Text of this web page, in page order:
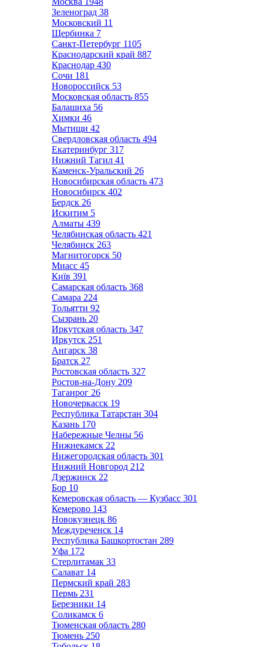
Зеленоград 38
Московский 11
Щербинка 7
Санкт-Петербург 1105
Краснодарский край 887
Краснодар 430
Сочи 181
Новороссийск 53
Московская область 855
Балашиха 56
Химки 46
Мытищи 42
Свердловская область 494
Екатеринбург 317
Нижний Тагил 41
Каменск-Уральский 26
Новосибирская область 473
Новосибирск 402
Бердск 26
Искитим 5
Алматы 439
Челябинская область 421
Челябинск 263
Магнитогорск 50
Миасс 45
Київ 391
Самарская область 368
Самара 224
Тольятти 92
Сызрань 20
Иркутская область 347
Иркутск 251
Ангарск 38
Братск 27
Ростовская область 327
Ростов-на-Дону 209
Таганрог 26
Новочеркасск 19
Республика Татарстан 304
Казань 170
Набережные Челны 56
Нижнекамск 22
Нижегородская область 301
Нижний Новгород 212
Дзержинск 22
Бор 10
Кемеровская область — Кузбасс 301
Кемерово 143
Новокузнецк 86
Междуреченск 14
Республика Башкортостан 289
Уфа 172
Стерлитамак 33
Салават 14
Пермский край 283
Пермь 231
Березники 14
Соликамск 6
Тюменская область 280
Тюмень 250